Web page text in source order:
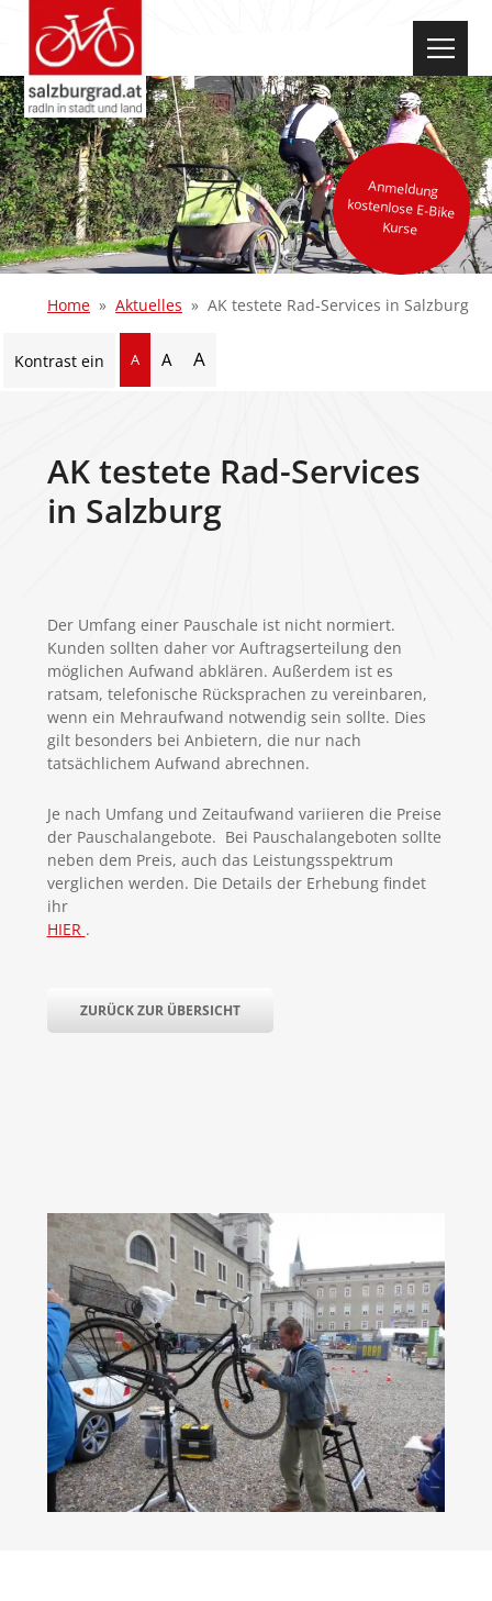
Anmeldung
kostenlose E-Bike
Kurse
Home Aktuelles AK testete Rad-Services in Salzburg
Kontrast ein A A A
AK testete Rad-Services
in Salzburg
Der Umfang einer Pauschale ist nicht normiert.
Kunden sollten daher vor Auftragserteilung den
möglichen Aufwand abklären. Außerdem ist es
ratsam, telefonische Rücksprachen zu vereinbaren,
wenn ein Mehraufwand notwendig sein sollte. Dies
gilt besonders bei Anbietern, die nur nach
tatsächlichem Aufwand abrechnen.
Je nach Umfang und Zeitaufwand variieren die Preise
der Pauschalangebote. Bei Pauschalangeboten sollte
neben dem Preis, auch das Leistungsspektrum
verglichen werden. Die Details der Erhebung findet
ihr
HIER .
ZURÜCK ZUR ÜBERSICHT